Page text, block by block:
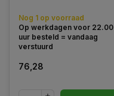
Nog 1 op voorraad
Op werkdagen voor 22.00
uur besteld = vandaag
verstuurd
76,28